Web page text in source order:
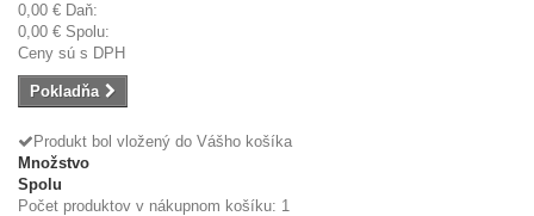
0,00 € Daň:
0,00 € Spolu:
Ceny sú s DPH
Pokladňa
Produkt bol vložený do Vášho košíka
Množstvo
Spolu
Počet produktov v nákupnom košíku: 1